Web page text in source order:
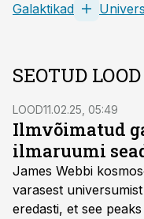
Galaktikad
SEOTUD LOOD
LOOD11.02.25, 05:49
Ilmvõimatud
ilmaruumi
James Webbi
varasest
eredasti, et see